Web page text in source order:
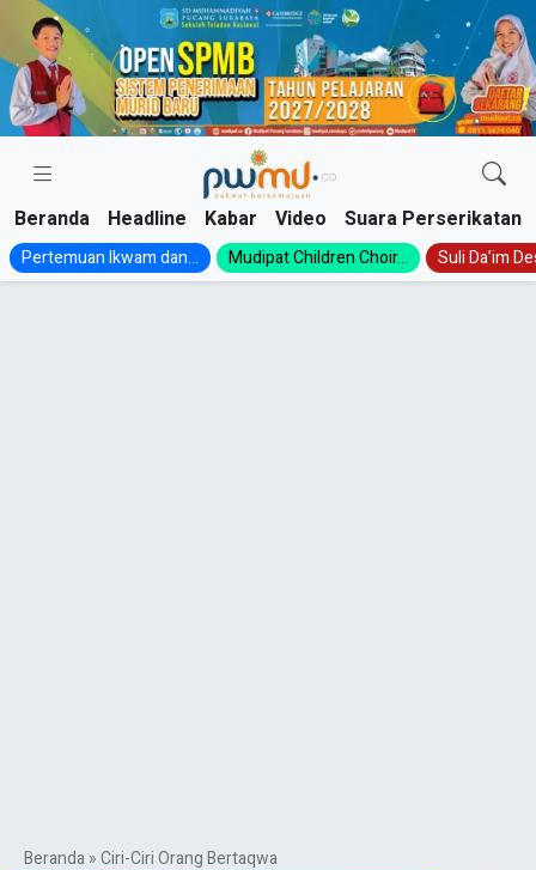
Skip
content
Beranda Headline Kabar Video Suara Perserikatan
Pertemuan Ikwam dan... Mudipat Children Choir... Suli Da’im
Beranda»Ciri-Ciri Orang Bertaqwa